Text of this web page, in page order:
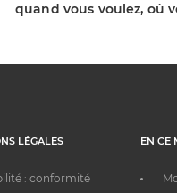
quand vous voulez, où
LÉGALES
: conformité
EN CE